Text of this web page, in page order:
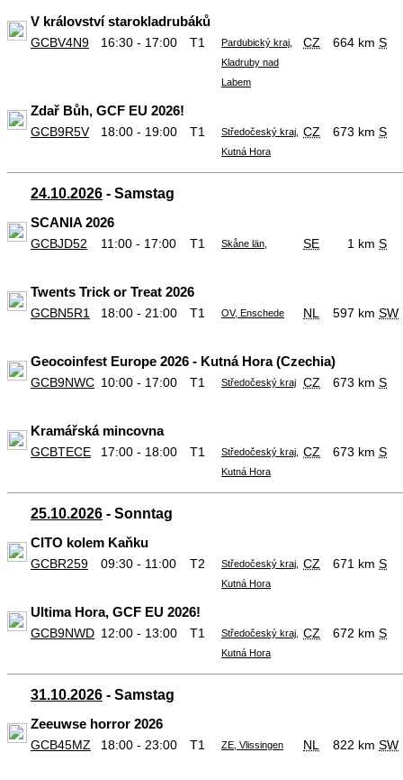
V království starokladrubáků
GCBV4N9 16:30 - 17:00 T1
Pardubický kraj,
Kladruby nad
Labem
CZ 664 km S
Zdař Bůh, GCF EU 2026!
GCB9R5V 18:00 - 19:00 T1
Středočeský kraj,
Kutná Hora
CZ 673 km S
24.10.2026 - Samstag
SCANIA 2026
GCBJD52 11:00 - 17:00 T1 Skåne län, SE 1 km S
Twents Trick or Treat 2026
GCBN5R1 18:00 - 21:00 T1 OV, Enschede NL 597 km SW
Geocoinfest Europe 2026 - Kutná Hora (Czechia)
GCB9NWC 10:00 - 17:00 T1 Středočeský kraj CZ 673 km S
Kramářská mincovna
GCBTECE 17:00 - 18:00 T1
Středočeský kraj,
Kutná Hora
CZ 673 km S
25.10.2026 - Sonntag
CITO kolem Kaňku
GCBR259 09:30 - 11:00 T2
Středočeský kraj,
Kutná Hora
CZ 671 km S
Ultima Hora, GCF EU 2026!
GCB9NWD 12:00 - 13:00 T1
Středočeský kraj,
Kutná Hora
CZ 672 km S
31.10.2026 - Samstag
Zeeuwse horror 2026
GCB45MZ 18:00 - 23:00 T1 ZE, Vlissingen NL 822 km SW